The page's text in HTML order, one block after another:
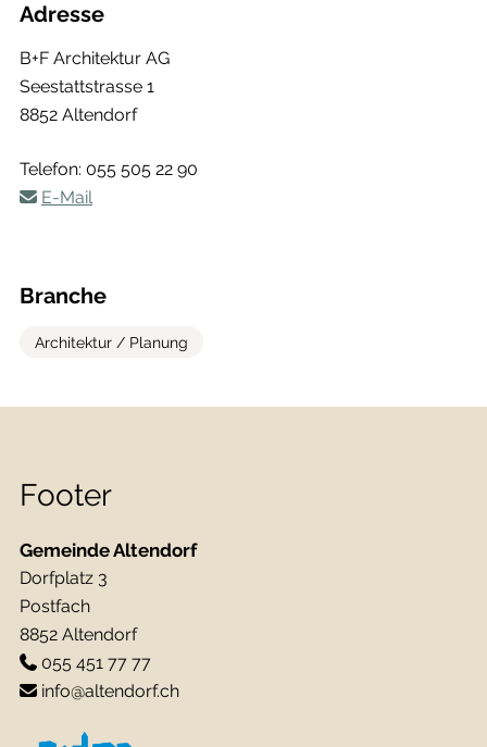
Adresse
B+F Architektur AG
Seestattstrasse 1
8852 Altendorf
Telefon: 055 505 22 90
E-Mail
Branche
Architektur / Planung
Footer
Gemeinde Altendorf
Dorfplatz 3
Postfach
8852 Altendorf
055 451 77 77
info@altendorf.ch